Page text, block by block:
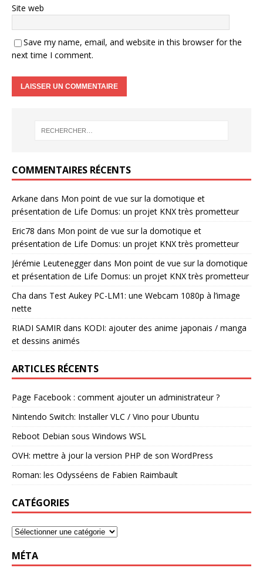
Site web
Save my name, email, and website in this browser for the
next time I comment.
COMMENTAIRES RÉCENTS
Arkane dans Mon point de vue sur la domotique et
présentation de Life Domus: un projet KNX très prometteur
Eric78 dans Mon point de vue sur la domotique et
présentation de Life Domus: un projet KNX très prometteur
Jérémie Leuteneggerdans Mon point de vue sur la domotique
et présentation de Life Domus: un projet KNX très prometteur
Cha dans Test Aukey PC-LM1: une Webcam 1080p à l’image
nette
RIADI SAMIR dans KODI: ajouter des anime japonais / manga
et dessins animés
ARTICLES RÉCENTS
Page Facebook : comment ajouter un administrateur ?
Nintendo Switch: Installer VLC / Vino pour Ubuntu
Reboot Debian sous Windows WSL
OVH: mettre à jour la version PHP de son WordPress
Roman: les Odysséens de Fabien Raimbault
CATÉGORIES
MÉTA